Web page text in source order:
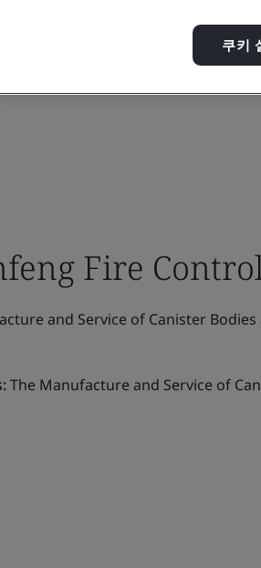
Fire
and Service of Canister
The Manufacture and Service of
쿠키